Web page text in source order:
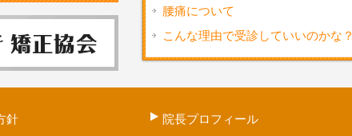
腰痛について
こんな理由で受診していいのかな？
針 院長プロフィール